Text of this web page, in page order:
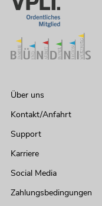
Über uns
Kontakt/Anfahrt
Support
Karriere
Social Media
Zahlungsbedingungen